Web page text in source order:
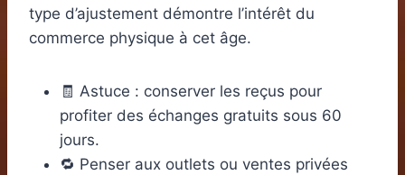
type d’ajustement démontre l’intérêt du
commerce physique à cet âge.
🧾 Astuce : conserver les reçus pour
profiter des échanges gratuits sous 60
jours.
🔁 Penser aux outlets ou ventes privées